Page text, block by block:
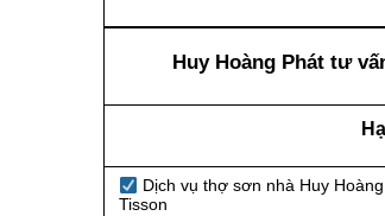
Huy Hoàng Phát tư
Dịch vụ thợ sơn nhà Huy
Tisson